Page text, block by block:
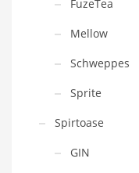
FuzeTea
Mellow
Schweppes
Sprite
Spirtoase
GIN